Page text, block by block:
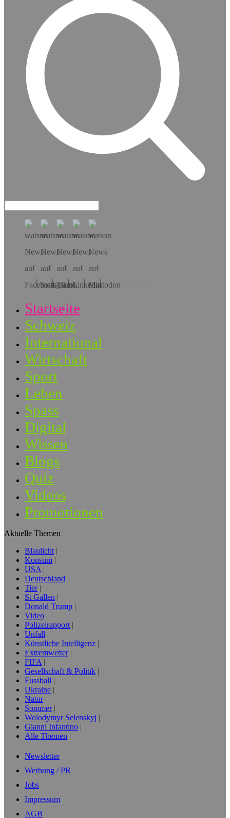
Hol dir die App!
Startseite
Schweiz
International
Wirtschaft
Sport
Leben
Spass
Digital
Wissen
Blogs
Quiz
Videos
Promotionen
Aktuelle Themen
Blaulicht
Konsum
USA
Deutschland
Tier
St Gallen
Donald Trump
Video
Polizeirapport
Unfall
Künstliche Intelligenz
Extremwetter
FIFA
Gesellschaft & Politik
Fussball
Ukraine
Natur
Sommer
Wolodymyr Selenskyj
Gianni Infantino
Alle Themen
Newsletter
Werbung / PR
Jobs
Impressum
AGB